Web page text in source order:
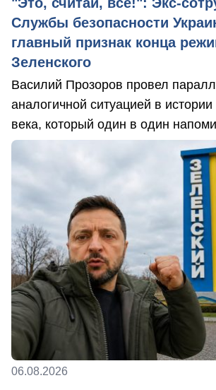
Службы безопасности
главный признак конца
Зеленского
Василий Прозоров провел
аналогичной ситуацией в
века, который один в один
06.08.2026